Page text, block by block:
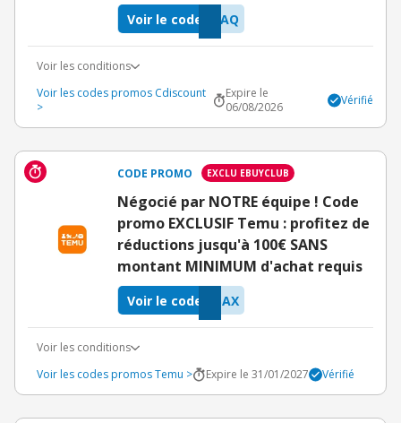
9AQ
Voir le code
Voir les conditions
Voir les codes promos Cdiscount
>
Expire le
06/08/2026
Vérifié
CODE PROMO EXCLU EBUYCLUB
Négocié par NOTRE équipe ! Code
promo EXCLUSIF Temu : profitez de
réductions jusqu'à 100€ SANS
montant MINIMUM d'achat requis
SAX
Voir le code
Voir les conditions
Voir les codes promos Temu >
Expire le 31/01/2027 Vérifié